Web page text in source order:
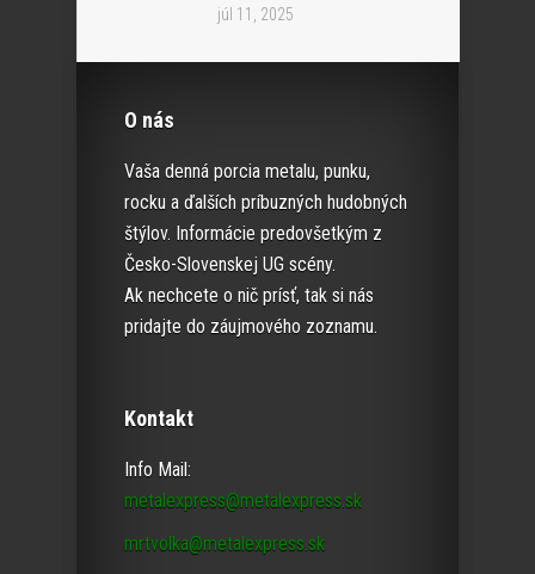
júl 11, 2025
O nás
Vaša denná porcia metalu, punku,
rocku a ďalších príbuzných hudobných
štýlov. Informácie predovšetkým z
Česko-Slovenskej UG scény.
Ak nechcete o nič prísť, tak si nás
pridajte do záujmového zoznamu.
Kontakt
Info Mail:
metalexpress@metalexpress.sk
mrtvolka@metalexpress.sk